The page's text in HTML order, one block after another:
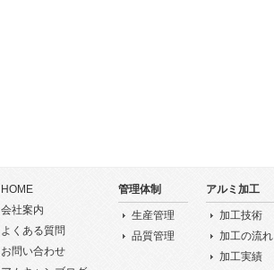
HOME
会社案内
よくある質問
お問い合わせ
管理体制
生産管理
品質管理
アルミ加工
加工技術
加工の流れ
加工実績